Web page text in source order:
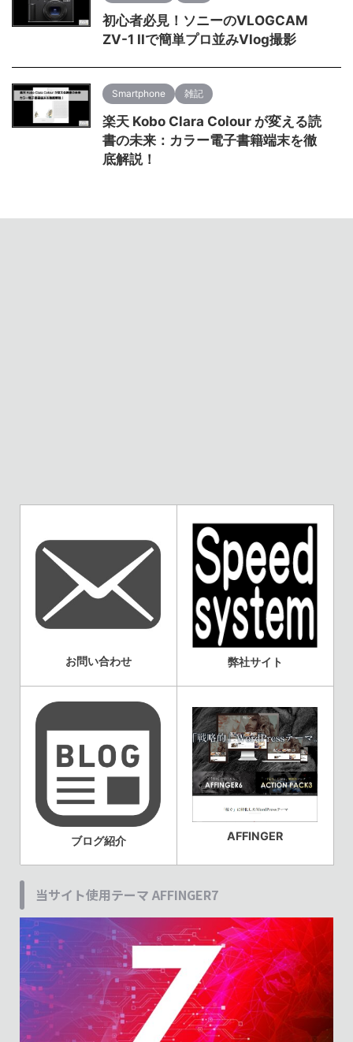
初心者必見！ソニーのVLOGCAM
ZV-1 IIで簡単プロ並みVlog撮影
Smartphone 雑記
楽天 Kobo Clara Colour が変える読
書の未来：カラー電子書籍端末を徹
底解説！
お問い合わせ 弊社サイト
ブログ紹介 AFFINGER
当サイト使用テーマ AFFINGER7